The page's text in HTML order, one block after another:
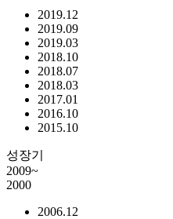
2019.12
2019.09
2019.03
2018.10
2018.07
2018.03
2017.01
2016.10
2015.10
성장기
2009~
2000
2006.12